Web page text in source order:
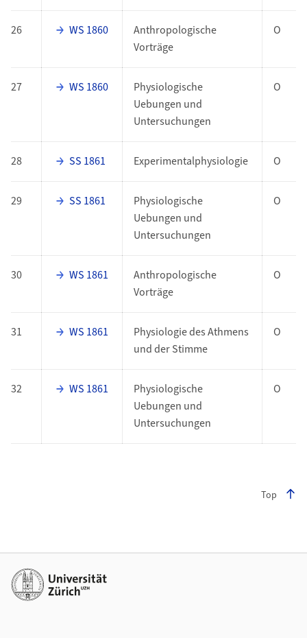
26 WS 1860
Anthropologische
Vorträge
O
27 WS 1860
Physiologische
Uebungen und
Untersuchungen
O
28 SS 1861 Experimentalphysiologie O
29 SS 1861
Physiologische
Uebungen und
Untersuchungen
O
30 WS 1861
Anthropologische
Vorträge
O
31 WS 1861
Physiologie des Athmens
und der Stimme
O
32 WS 1861
Physiologische
Uebungen und
Untersuchungen
O
Top
Weiterführende Links